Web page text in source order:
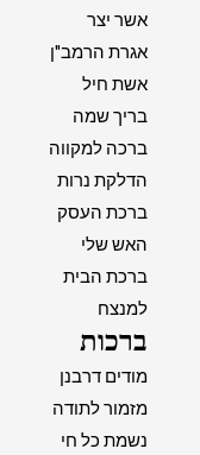
אשר יצר
אגרת הרמב"ן
אשת חיל
בריך שמה
ברכה למקווה
הדלקת נרות
ברכת העסק
האש שלי
ברכת הבית
למנצח
ברכות
מודים דרבנן
מזמור לתודה
נשמת כל חי